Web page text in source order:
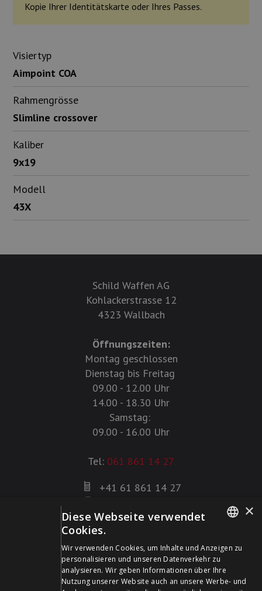
Kopie Ihrer Identitätskarte oder Ihres Passes.
Visiertyp
Aimpoint COA
Rahmengrösse
Slimline crossover
Kaliber
9x19
Modell
43X
Schild Waffen AG
Kohlackerstrasse 12
4323 Wallbach
Öffnungszeiten:
Montag geschlossen
Dienstag bis Freitag
09.00 - 12.00 Uhr
14.00 - 18.30 Uhr
Samstag:
09.00 - 16.00 Uhr
Tel: 061 861 14 27
+41 61 861 14 27
info@schildwaffen.ch
Zahlungsmittel
FRENCH
×
Diese Webseite verwendet
Cookies.
Wir verwenden Cookies, um Inhalte und Anzeigen zu
personalisieren und unseren Datenverkehr zu
analysieren. Wir geben Informationen über Ihre
Nutzung unserer Website auch an unsere Werbe- und